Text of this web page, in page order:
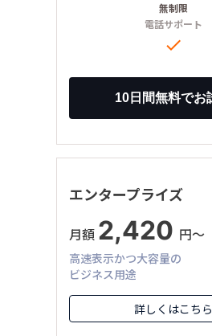
無制限
電話サポート

エンタープライズ
月額 2,420 円〜
高速表示かつ大容量の
ビジネス用途
詳しくはこちら